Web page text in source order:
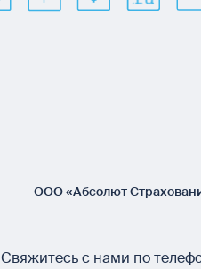
ООО «Абсолют
Свяжитесь с нами по